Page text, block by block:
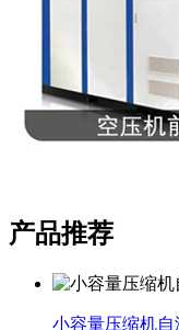
产品推荐
小容量压缩机